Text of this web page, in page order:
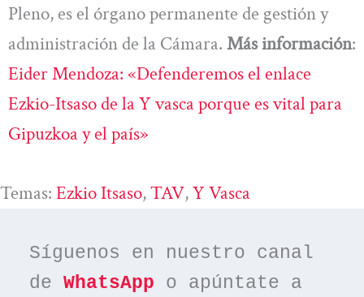
Pleno, es el órgano permanente de gestión y
administración de la Cámara. Más información:
Eider Mendoza: «Defenderemos el enlace
Ezkio-Itsaso de la Y vasca porque es vital para
Gipuzkoa y el país»
Temas: Ezkio Itsaso, TAV, Y Vasca
Síguenos en nuestro canal
de WhatsApp o apúntate a